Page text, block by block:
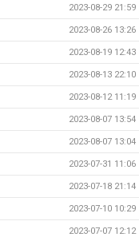
2023-08-29 21:59
2023-08-26 13:26
2023-08-19 12:43
2023-08-13 22:10
2023-08-12 11:19
2023-08-07 13:54
2023-08-07 13:04
2023-07-31 11:06
2023-07-18 21:14
2023-07-10 10:29
2023-07-07 12:12